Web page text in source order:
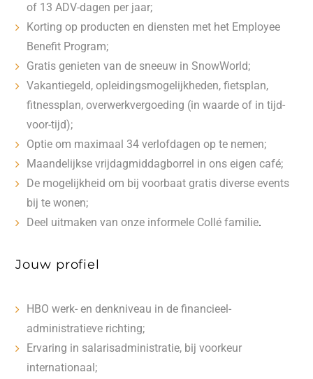
of 13 ADV-dagen per jaar;
Korting op producten en diensten met het Employee
Benefit Program;
Gratis genieten van de sneeuw in SnowWorld;
Vakantiegeld, opleidingsmogelijkheden, fietsplan,
fitnessplan, overwerkvergoeding (in waarde of in tijd-
voor-tijd);
Optie om maximaal 34 verlofdagen op te nemen;
Maandelijkse vrijdagmiddagborrel in ons eigen café;
De mogelijkheid om bij voorbaat gratis diverse events
bij te wonen;
Deel uitmaken van onze informele Collé familie.
Jouw profiel
HBO werk- en denkniveau in de financieel-
administratieve richting;
Ervaring in salarisadministratie, bij voorkeur
internationaal;